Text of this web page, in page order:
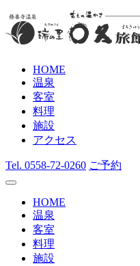
HOME
温泉
客室
料理
施設
アクセス
Tel. 0558-72-0260 ご予約
HOME
温泉
客室
料理
施設